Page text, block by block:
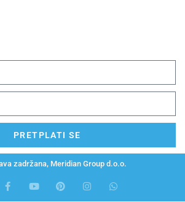
PRETPLATI SE
zadržana, Meridian Group d.o.o.